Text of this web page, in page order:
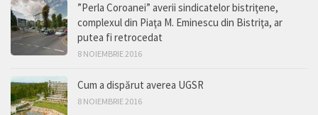
”Perla Coroanei” averii sindicatelor bistriţene,
complexul din Piaţa M. Eminescu din Bistriţa, ar
putea fi retrocedat
8 NOIEMBRIE 2016
Cum a dispărut averea UGSR
8 NOIEMBRIE 2016